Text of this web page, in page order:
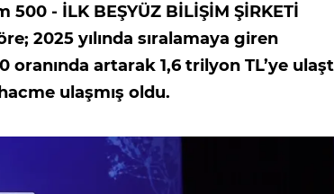
- İLK BEŞYÜZ BİLİŞİM ŞİRKETİ
2025 yılında sıralamaya giren
artarak 1,6 trilyon TL’ye
ulaşmış oldu.